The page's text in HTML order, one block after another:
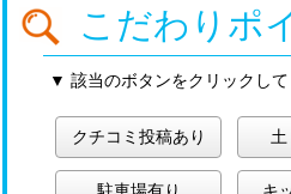
こだわりポ
▼ 該当のボタンをクリックして
クチコミ投稿あり